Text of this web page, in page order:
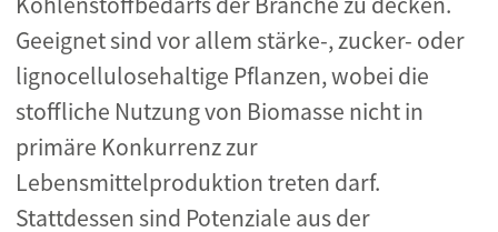
Geeignet sind vor allem stärke-, zucker- oder
lignocellulosehaltige Pflanzen, wobei die
stoffliche Nutzung von Biomasse nicht in
primäre Konkurrenz zur
Lebensmittelproduktion treten darf.
Stattdessen sind Potenziale aus der